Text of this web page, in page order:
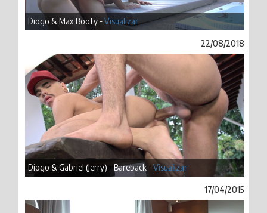
Diogo & Max Booty -Visualizar
22/08/2018
Diogo & Gabriel (Jerry) - Bareback -Visualizar
17/04/2015